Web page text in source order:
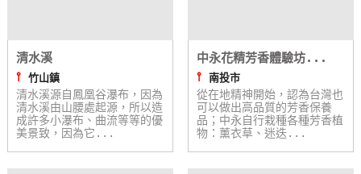
清水溪
⫯ 竹山鎮
清水溪源自鳳凰谷瀑布，因為
清水溪由山腰處起源，所以造
成許多小瀑布、曲流等等的優
美景致，因為它...
中永花精芳香體驗坊...
⫯ 南投市
從在地精神開始，認為台灣也
可以做出高品質的芳香保養
品；中永自行栽種各種芳香植
物：薰衣草、迷迭...